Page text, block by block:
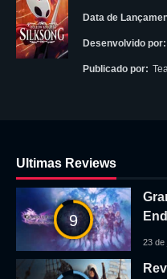
Data de
Desenvolvido por:
Publicado por:
Ultimas Reviews
9
23 de